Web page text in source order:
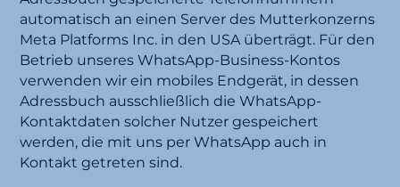
automatisch an einen Server des Mutterkonzerns
Meta Platforms Inc. in den USA überträgt. Für den
Betrieb unseres WhatsApp-Business-Kontos
verwenden wir ein mobiles Endgerät, in dessen
Adressbuch ausschließlich die WhatsApp-
Kontaktdaten solcher Nutzer gespeichert
werden, die mit uns per WhatsApp auch in
Kontakt getreten sind.